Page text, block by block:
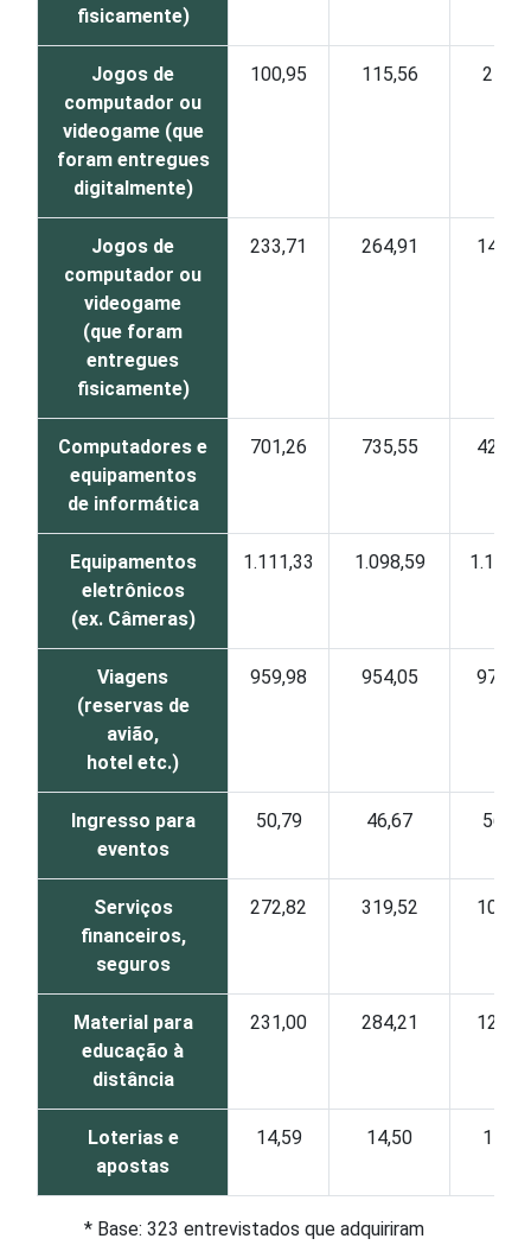
fisicamente)
Jogos de
computador ou
videogame (que
foram entregues
digitalmente)
100,95 115,56 21,70
Jogos de
computador ou
videogame
(que foram
entregues
fisicamente)
233,71 264,91
Computadores e
equipamentos
de informática
701,26 735,55
Equipamentos
eletrônicos
(ex. Câmeras)
1.111,33 1.098,59
Viagens
(reservas de
avião,
hotel etc.)
959,98 954,05
Ingresso para
eventos
50,79 46,67 56,00
Serviços
financeiros,
seguros
272,82 319,52
Material para
educação à
distância
231,00 284,21
Loterias e
apostas
14,59 14,50 17,00
* Base: 323 entrevistados que adquiriram